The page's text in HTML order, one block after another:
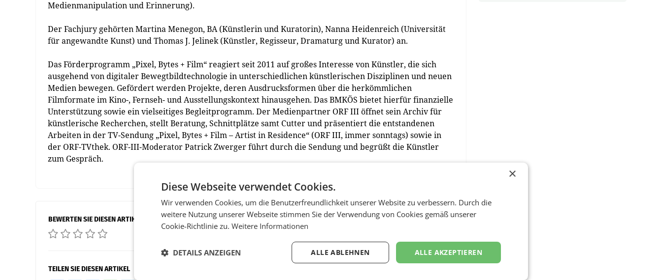
Medienmanipulation und Erinnerung).
Der Fachjury gehörten Martina Menegon, BA (Künstlerin und Kuratorin), Nanna Heidenreich (Universität
für angewandte Kunst) und Thomas J. Jelinek (Künstler, Regisseur, Dramaturg und Kurator) an.
Das Förderprogramm „Pixel, Bytes + Film“ reagiert seit 2011 auf großes Interesse von Künstler, die sich
ausgehend von digitaler Bewegtbildtechnologie in unterschiedlichen künstlerischen Disziplinen und neuen
Medien bewegen. Gefördert werden Projekte, deren Ausdrucksformen über die herkömmlichen
Filmformate im Kino-, Fernseh- und Ausstellungskontext hinausgehen. Das BMKÖS bietet hierfür finanzielle
Unterstützung sowie ein vielseitiges Begleitprogramm. Der Medienpartner ORF III öffnet sein Archiv für
künstlerische Recherchen, stellt Beratung, Schnittplätze samt Cutter und präsentiert die entstandenen
Arbeiten in der TV-Sendung „Pixel, Bytes + Film – Artist in Residence“ (ORF III, immer sonntags) sowie in
der ORF-TVthek. ORF-III-Moderator Patrick Zwerger führt durch die Sendung und begrüßt die Künstler
zum Gespräch.
BEWERTEN SIE DIESEN ARTIKEL
TEILEN SIE DIESEN ARTIKEL
×
Diese Webseite verwendet Cookies.
Wir verwenden Cookies, um die Benutzerfreundlichkeit unserer Website zu verbessern. Durch die
weitere Nutzung unserer Webseite stimmen Sie der Verwendung von Cookies gemäß unserer
Cookie-Richtlinie zu. Weitere Informationen
ALLE AKZEPTIEREN
ALLE ABLEHNEN
DETAILS ANZEIGEN